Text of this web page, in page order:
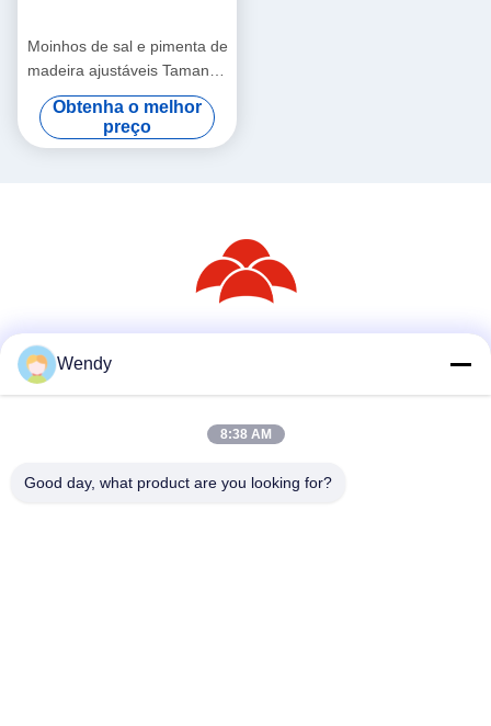
Moinhos de sal e pimenta de
madeira ajustáveis Tamanho
5,5 cm x 25 cm
Obtenha o melhor
preço
Wendy
8:38 AM
Good day, what product are you looking for?